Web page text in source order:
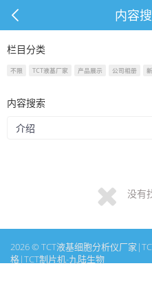
内容
栏目分类
不限 TCT液基厂家 产品展示 公司相册
内容搜索
没有
2026 © TCT液基细胞分析仪厂家
格|TCT制片机-九陆生物